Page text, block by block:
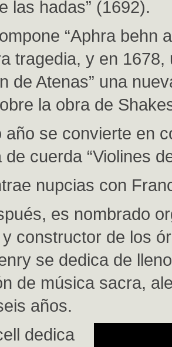
las hadas” (1692).
“Aphra behn
tragedia, y en 1678,
de Atenas” una
la obra de
año se convierte en
cuerda “Violines
nupcias con
es nombrado
constructor de los
se dedica de
de música sacra,
años.
dedica